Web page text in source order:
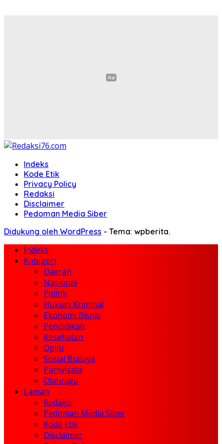
Indeks
Kode Etik
Privacy Policy
Redaksi
Disclaimer
Pedoman Media Siber
Didukung oleh WordPress - Tema: wpberita.
Indeks
Kategori
Daerah
Nasional
Politik
Hukum Kriminal
Ekonomi Bisnis
Pendidikan
Kesehatan
Opini
Sosial Budaya
Pariwisata
Olahraga
Laman
Redaksi
Pedoman Media Siber
Kode Etik
Disclaimer